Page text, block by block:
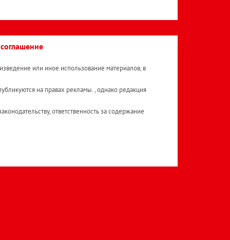
или иное использование материалов, в
на правах рекламы. , однако редакция
ответственность за содержание